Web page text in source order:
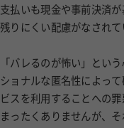
残りにくい配慮がなされ
ショナルな匿名性によっ
ビスを利用することへの
まったくありませんが、
たくない」というニーズ